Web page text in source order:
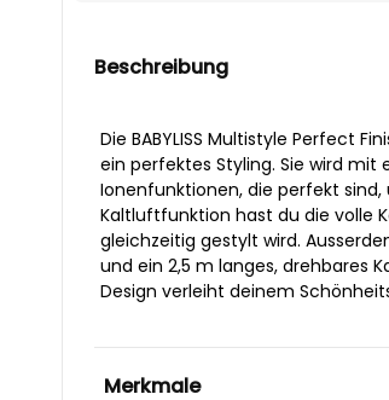
Beschreibung
Die BABYLISS Multistyle Perfect
ein perfektes Styling. Sie wird
Ionenfunktionen, die perfekt
Kaltluftfunktion hast du die volle
gleichzeitig gestylt wird.
und ein 2,5 m langes, drehbares
Design verleiht deinem
Merkmale